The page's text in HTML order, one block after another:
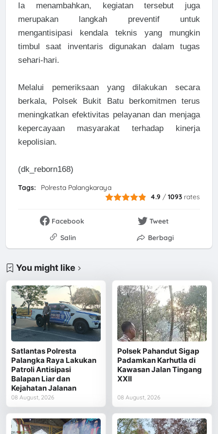
Ia menambahkan, kegiatan tersebut juga
merupakan langkah preventif untuk
mengantisipasi kendala teknis yang mungkin
timbul saat inventaris digunakan dalam tugas
sehari-hari.
Melalui pemeriksaan yang dilakukan secara
berkala, Polsek Bukit Batu berkomitmen terus
meningkatkan efektivitas pelayanan dan menjaga
kepercayaan masyarakat terhadap kinerja
kepolisian.
(dk_reborn168)
Tags:
Polresta Palangkaraya
4.9 /1093 rates
Facebook
Tweet
Salin
Berbagi
You might like
Satlantas Polresta
Palangka Raya Lakukan
Patroli Antisipasi
Balapan Liar dan
Kejahatan Jalanan
08 August, 2026
Polsek Pahandut Sigap
Padamkan Karhutla di
Kawasan Jalan Tingang
XXII
08 August, 2026